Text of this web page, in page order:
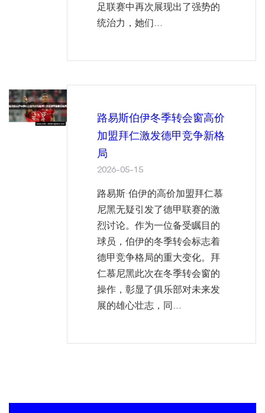
足联赛中再次展现出了强势的
统治力，她们...
路易斯伯伊冬季转会窗高价
加盟拜仁激发德甲竞争新格
局
2026-05-15
路易斯·伯伊的高价加盟拜仁慕
尼黑无疑引发了德甲联赛的激
烈讨论。作为一位备受瞩目的
球员，伯伊的冬季转会标志着
德甲竞争格局的重大变化。拜
仁慕尼黑此次在冬季转会窗的
操作，彰显了俱乐部对未来发
展的雄心壮志，同...